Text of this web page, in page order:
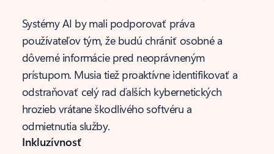
Systémy AI by mali podporovať práva
používateľov tým, že budú chrániť osobné a
dôverné informácie pred neoprávneným
prístupom. Musia tiež proaktívne identifikovať a
odstraňovať celý rad ďalších kybernetických
hrozieb vrátane škodlivého softvéru a
odmietnutia služby.
Inkluzívnosť